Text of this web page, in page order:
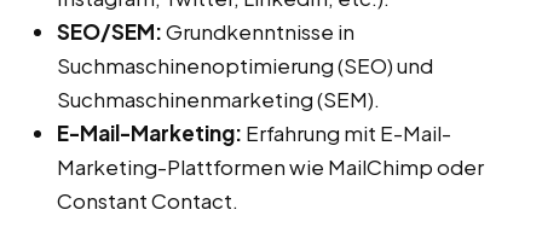
SEO/SEM:Grundkenntnisse in
Suchmaschinenoptimierung (SEO) und
Suchmaschinenmarketing (SEM).
E-Mail-Marketing: Erfahrung mit E-Mail-
Marketing-Plattformen wie MailChimp oder
Constant Contact.